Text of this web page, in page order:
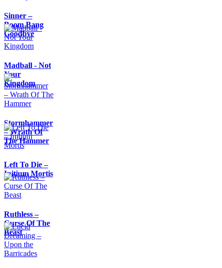
Sinner –
Boom Bang
Goodbye
Madball - Not
Your
Kingdom
Stormhammer
– Wrath Of
The Hammer
Left To Die –
Initium Mortis
Ruthless –
Curse Of The
Beast